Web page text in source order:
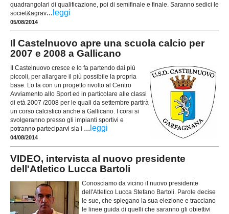
quadrangolari di qualificazione, poi di semifinale e finale. Saranno sedici le
societ&agrav... leggi
05/08/2014
Il Castelnuovo apre una scuola calcio per
2007 e 2008 a Gallicano
Il Castelnuovo cresce e lo fa partendo dai più
piccoli, per allargare il più possibile la propria
base. Lo fa con un progetto rivolto al Centro
Avviamento allo Sport ed in particolare alle classi
di età 2007 /2008 per le quali da settembre partirà
un corso calcistico anche a Gallicano. I corsi si
svolgeranno presso gli impianti sportivi e
potranno parteciparvi sia i ... leggi
04/08/2014
VIDEO, intervista al nuovo presidente
dell'Atletico Lucca Bartoli
Conosciamo da vicino il nuovo presidente
dell'Atletico Lucca Stefano Bartoli. Parole decise
le sue, che spiegano la sua elezione e tracciano
le linee guida di quelli che saranno gli obiettivi